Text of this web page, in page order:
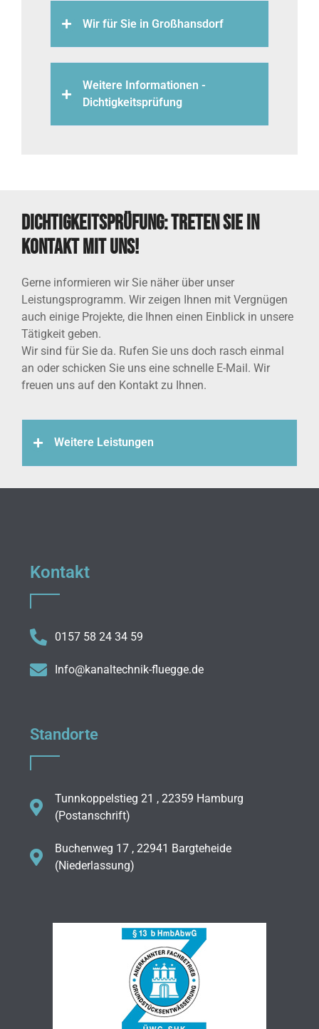
Wir für Sie in Großhansdorf
Weitere Informationen -
Dichtigkeitsprüfung
Dichtigkeitsprüfung: Treten Sie in
Kontakt mit uns!
Gerne informieren wir Sie näher über unser
Leistungsprogramm. Wir zeigen Ihnen mit Vergnügen
auch einige Projekte, die Ihnen einen Einblick in unsere
Tätigkeit geben.
Wir sind für Sie da. Rufen Sie uns doch rasch einmal
an oder schicken Sie uns eine schnelle E-Mail. Wir
freuen uns auf den Kontakt zu Ihnen.
Weitere Leistungen
Kontakt
0157 58 24 34 59
Info@kanaltechnik-fluegge.de
Standorte
Tunnkoppelstieg 21 , 22359 Hamburg
(Postanschrift)
Buchenweg 17 , 22941 Bargteheide
(Niederlassung)